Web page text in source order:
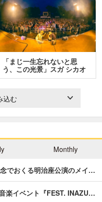
「まじ一生忘れないと思
う、この光景」スガ シカオ
と…
込む
Monthly
でおくる明治座公演のメイ…
楽イベント『FEST. INAZU…